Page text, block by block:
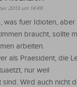
2013 um 14:49
was fuer Idioten,
braucht, sollte
arbeiten.
als Praesident, die
nur weil
sind. Wird auch nicht